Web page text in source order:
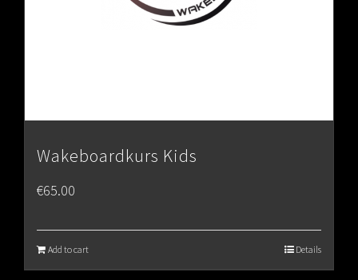
Wakeboardkurs Kids
€65.00
Add to cart Details